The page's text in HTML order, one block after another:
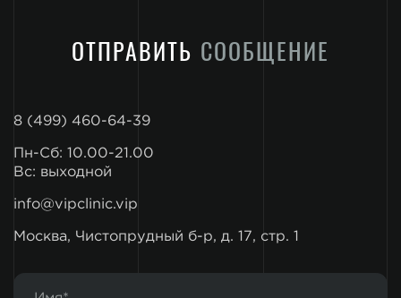
ОТПРАВИТЬ СООБЩЕНИЕ
8 (499) 460-64-39
Пн-Сб: 10.00-21.00
Вс: выходной
info@vipclinic.vip
Москва, Чистопрудный б-р, д. 17, стр. 1